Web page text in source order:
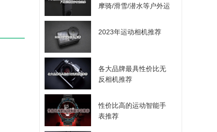
摩骑/滑雪/潜水等户外运
2023年运动相机推荐
各大品牌最具性价比无
反相机推荐
性价比高的运动智能手
表推荐